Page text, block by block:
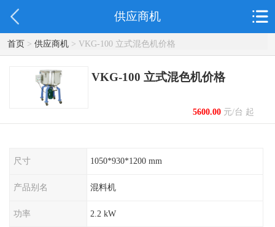
供应商机
首页> 供应商机> VKG-100 立式混色机价格
VKG-100 立式混色机价格
5600.00元/台 起
尺寸 1050*930*1200 mm
产品别名 混料机
功率 2.2 kW